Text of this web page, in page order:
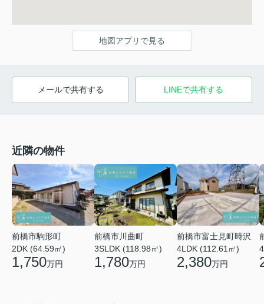
地図アプリで見る
メールで共有する LINEで共有する
近隣の物件
前橋市駒形町
2DK (64.59㎡)
1,750万円
前橋市川曲町
3SLDK (118.98㎡)
1,780万円
前橋市富士見町時沢
4LDK (112.61㎡)
2,380万円